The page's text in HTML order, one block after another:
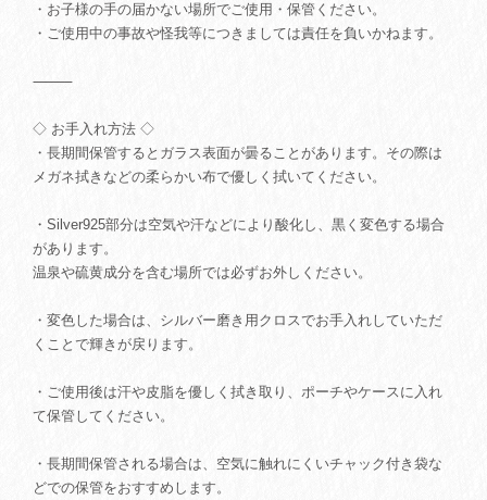
・お子様の手の届かない場所でご使用・保管ください。
・ご使用中の事故や怪我等につきましては責任を負いかねます。
⸻
◇ お手入れ方法 ◇
・長期間保管するとガラス表面が曇ることがあります。その際は
メガネ拭きなどの柔らかい布で優しく拭いてください。
・Silver925部分は空気や汗などにより酸化し、黒く変色する場合
があります。
温泉や硫黄成分を含む場所では必ずお外しください。
・変色した場合は、シルバー磨き用クロスでお手入れしていただ
くことで輝きが戻ります。
・ご使用後は汗や皮脂を優しく拭き取り、ポーチやケースに入れ
て保管してください。
・長期間保管される場合は、空気に触れにくいチャック付き袋な
どでの保管をおすすめします。